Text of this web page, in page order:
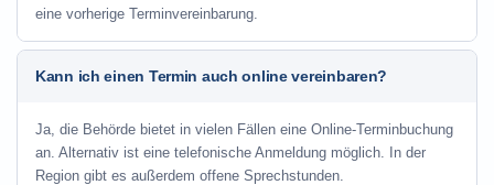
eine vorherige Terminvereinbarung.
Kann ich einen Termin auch online vereinbaren?
Ja, die Behörde bietet in vielen Fällen eine Online-Terminbuchung
an. Alternativ ist eine telefonische Anmeldung möglich. In der
Region gibt es außerdem offene Sprechstunden.